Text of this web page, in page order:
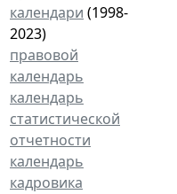
календари (1998-
2023)
правовой
календарь
календарь
статистической
отчетности
календарь
кадровика